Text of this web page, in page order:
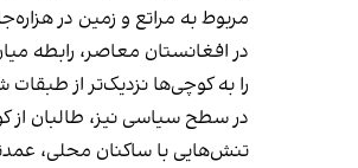
مربوط به مراتع و زمین در
در افغانستان معاصر، رابطه
را به کوچی‌ها نزدیک‌تر از
در سطح سیاسی نیز، طالبان از
تنش‌هایی با ساکنان محلی،